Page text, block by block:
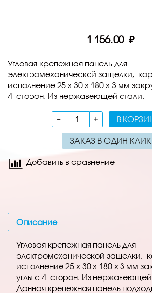
1 156.00 ₽
Угловая крепежная панель для
электромеханической защелки,
исполнение 25 х 30 x 180 x 3 мм
4 сторон . Из нержавеющей стали.
В
ЗАКАЗ В ОДИН КЛИК
Добавить в сравнение
Описание
Угловая крепежная панель для
электромеханической защелки,
исполнение 25 х 30 x 180 x 3 мм
углы с 4 сторон . Из нержавеющей
Данная крепежная панель